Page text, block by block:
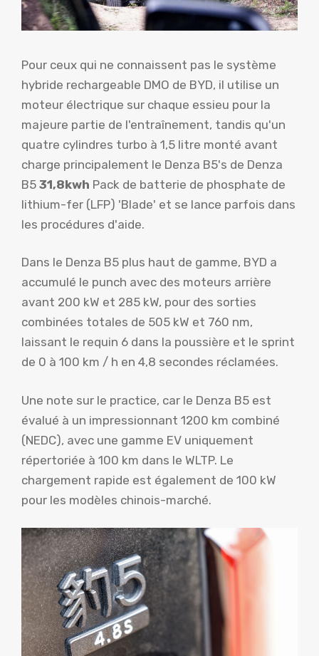
Pour ceux qui ne connaissent pas le système
hybride rechargeable DMO de BYD, il utilise un
moteur électrique sur chaque essieu pour la
majeure partie de l'entraînement, tandis qu'un
quatre cylindres turbo à 1,5 litre monté avant
charge principalement le Denza B5's de Denza
B5 31,8kwh Pack de batterie de phosphate de
lithium-fer (LFP) 'Blade' et se lance parfois dans
les procédures d'aide.
Dans le Denza B5 plus haut de gamme, BYD a
accumulé le punch avec des moteurs arrière
avant 200 kW et 285 kW, pour des sorties
combinées totales de 505 kW et 760 nm,
laissant le requin 6 dans la poussière et le sprint
de 0 à 100 km / h en 4,8 secondes réclamées.
Une note sur le practice, car le Denza B5 est
évalué à un impressionnant 1200 km combiné
(NEDC), avec une gamme EV uniquement
répertoriée à 100 km dans le WLTP. Le
chargement rapide est également de 100 kW
pour les modèles chinois-marché.